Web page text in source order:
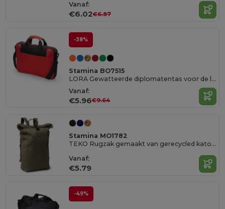
Vanaf:
€6.02€6.87
-38%
Stamina BO7515
LORA Gewatteerde diplomatentas voor de laptop van zacht 600D polyester met buitenvak
Vanaf:
€5.96€9.64
Stamina MO1782
TEKO Rugzak gemaakt van gerecycled katoen van 370 g/m²
Vanaf:
€5.79
-49%